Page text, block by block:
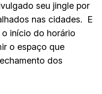
seu jingle por
nas cidades. E
início do horário
o espaço que
dos